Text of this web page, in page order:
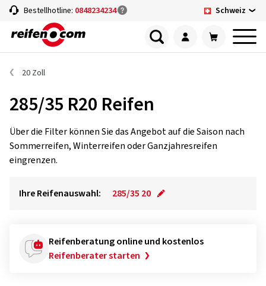
Bestellhotline: 0848234234 Schweiz
20 Zoll
285/35 R20 Reifen
Über die Filter können Sie das Angebot auf die Saison nach
Sommerreifen, Winterreifen oder Ganzjahresreifen
eingrenzen.
Ihre Reifenauswahl: 285/35 20
Reifenberatung online und kostenlos
Reifenberater starten